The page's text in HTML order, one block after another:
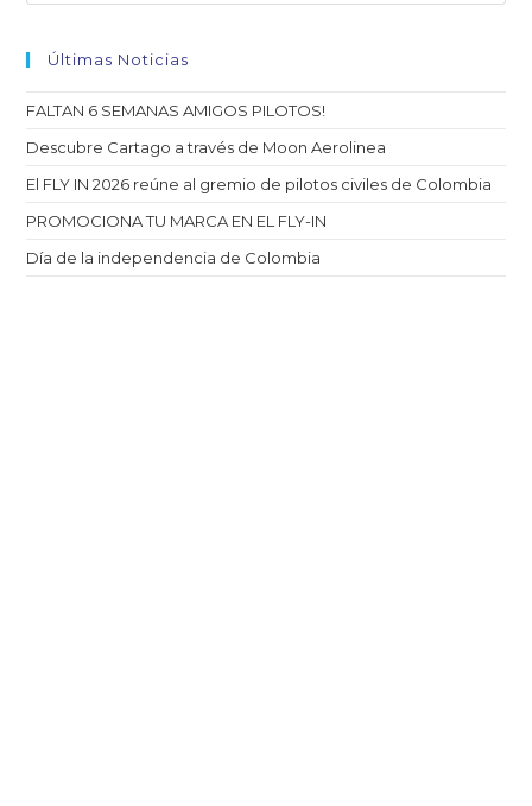
Últimas Noticias
FALTAN 6 SEMANAS AMIGOS PILOTOS!
Descubre Cartago a través de Moon Aerolinea
El FLY IN 2026 reúne al gremio de pilotos civiles de Colombia
PROMOCIONA TU MARCA EN EL FLY-IN
Día de la independencia de Colombia